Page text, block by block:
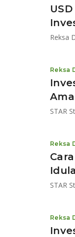
Reksa
Reksa
Reksa
Reksa